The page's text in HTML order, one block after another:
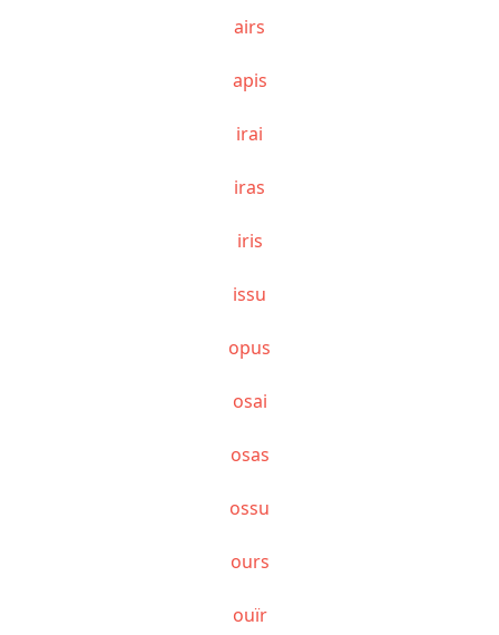
airs
apis
irai
iras
iris
issu
opus
osai
osas
ossu
ours
ouïr